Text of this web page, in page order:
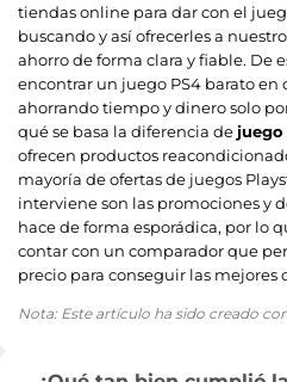
tiendas online para dar con el
buscando y así ofrecerles a
ahorro de forma clara y fiable. De
encontrar un juego PS4 barato en
ahorrando tiempo y dinero solo
qué se basa la diferencia dejuego
ofrecen productos
mayoría de ofertas de juegos
interviene son las promociones y
hace de forma esporádica, por lo
contar con un comparador que
precio para conseguir las mejores
Nota: Este artículo ha sido creado